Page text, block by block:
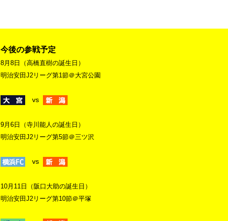
今後の参戦予定
8月8日（高橋直樹の誕生日）
明治安田J2リーグ第1節＠大宮公園
vs
9月6日（寺川能人の誕生日）
明治安田J2リーグ第5節＠三ツ沢
vs
10月11日（阪口大助の誕生日）
明治安田J2リーグ第10節＠平塚